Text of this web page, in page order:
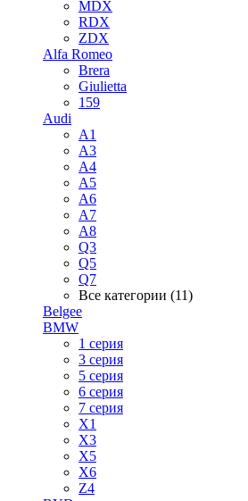
MDX
RDX
ZDX
Alfa Romeo
Brera
Giulietta
159
Audi
A1
A3
A4
A5
A6
A7
A8
Q3
Q5
Q7
Все категории (11)
Belgee
BMW
1 серия
3 серия
5 серия
6 серия
7 серия
X1
X3
X5
X6
Z4